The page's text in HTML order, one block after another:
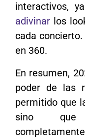
interactivos,
adivinarlos
cada
en 360.
En resumen,
poder de las
permitido que
sino que